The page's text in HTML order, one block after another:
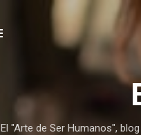
El "Arte de Ser Humanos",